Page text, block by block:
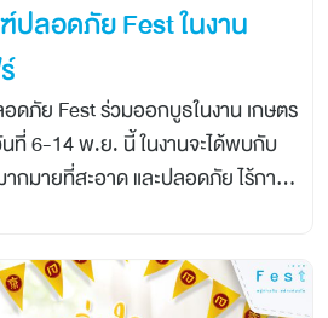
ลอดภัย Fest ในงาน
ภัย Fest ร่วมออกบูธในงาน เกษตร
ที่ 6-14 พ.ย. นี้ ในงานจะได้พบกับ
กมายที่สะอาด และปลอดภัย ไร้การ